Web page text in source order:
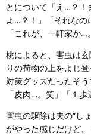
とについて「え…？！
よ…？！」「それなの
「これが、一軒家か…
桃によると、害虫は
りの荷物の上をよじ
対策グッズだったそ
「皮肉…。笑」「１歩
害虫の駆除は夫の“し
がやった感じだけど